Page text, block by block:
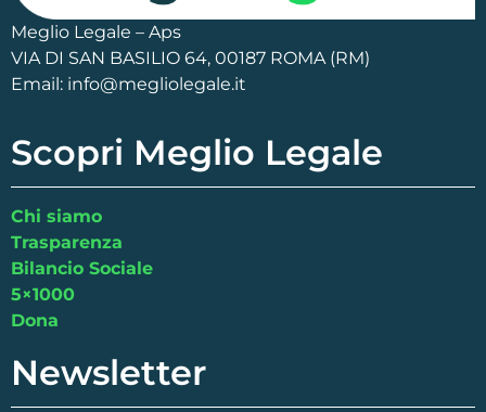
Meglio Legale – Aps
VIA DI SAN BASILIO 64, 00187 ROMA (RM)
Email: info@megliolegale.it
Scopri Meglio Legale
Chi siamo
Trasparenza
Bilancio Sociale
5×1000
Dona
Newsletter